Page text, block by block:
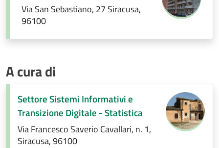
Via San Sebastiano, 27 Siracusa,
96100
A cura di
Settore Sistemi Informativi e
Transizione Digitale - Statistica
Via Francesco Saverio Cavallari, n. 1,
Siracusa, 96100